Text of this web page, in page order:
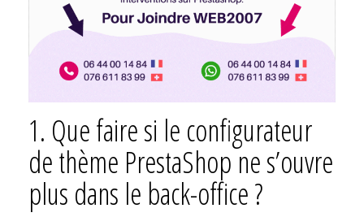
1. Que faire si le configurateur
de thème PrestaShop ne s’ouvre
plus dans le back-office ?